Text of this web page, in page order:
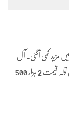
مزید کمی آگئی۔ آل
پاکستان جیمز اینڈ جیولرز ایسوسی ایشن کے مطابق آج سونے کی فی تولہ قیمت 2 ہزار 500